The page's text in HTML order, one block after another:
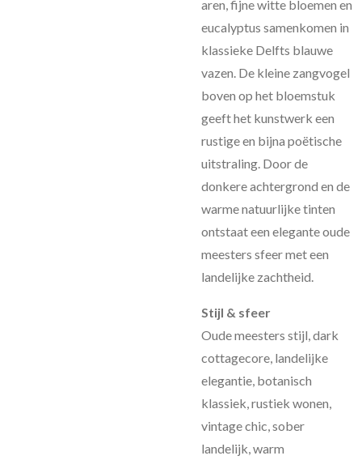
aren, fijne witte bloemen en
eucalyptus samenkomen in
klassieke Delfts blauwe
vazen. De kleine zangvogel
boven op het bloemstuk
geeft het kunstwerk een
rustige en bijna poëtische
uitstraling. Door de
donkere achtergrond en de
warme natuurlijke tinten
ontstaat een elegante oude
meesters sfeer met een
landelijke zachtheid.
Stijl & sfeer
Oude meesters stijl, dark
cottagecore, landelijke
elegantie, botanisch
klassiek, rustiek wonen,
vintage chic, sober
landelijk, warm